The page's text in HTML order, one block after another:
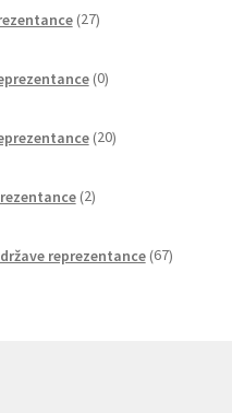
27izdelkov
0izdelkov
20izdelkov
2izdelka
reprezentance 67izdelkov